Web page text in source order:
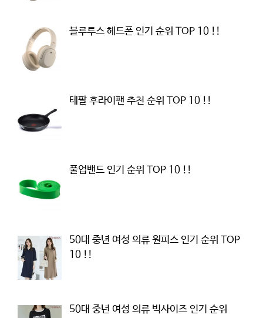
블루투스 헤드폰 인기 순위 TOP 10 !!
테팔 후라이팬 추천 순위 TOP 10 !!
풀업밴드 인기 순위 TOP 10 !!
50대 중년 여성 의류 원피스 인기 순위 TOP
10 !!
50대 중년 여성 의류 빅사이즈 인기 순위